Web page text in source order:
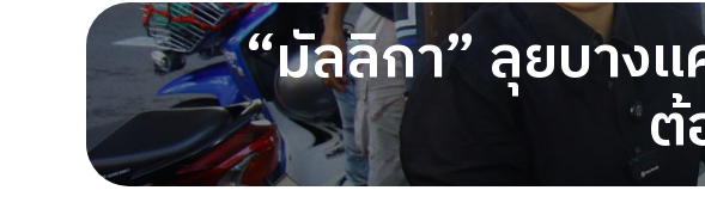
“มัลลิกา” ลุยบาง
ต้